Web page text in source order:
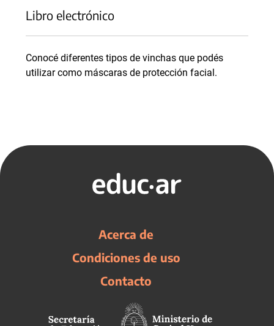
Libro electrónico
Conocé diferentes tipos de vinchas que podés
utilizar como máscaras de protección facial.
Acerca de
Condiciones de uso
Contacto